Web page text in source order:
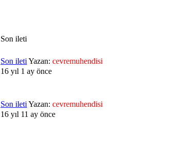
Son ileti
Son ileti Yazan: cevremuhendisi
16 yıl 1 ay önce
Son ileti Yazan: cevremuhendisi
16 yıl 11 ay önce